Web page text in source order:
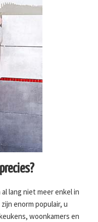
lang niet meer enkel in
enorm populair, u
woonkamers en